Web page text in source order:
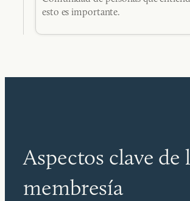
esto es importante.
Aspectos clave de
membresía